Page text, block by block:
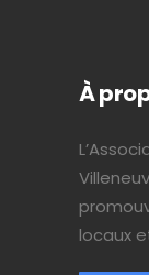
À
locaux